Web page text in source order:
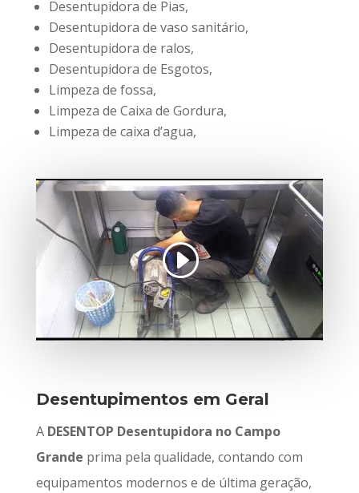
Desentupidora de Pias,
Desentupidora de vaso sanitário,
Desentupidora de ralos,
Desentupidora de Esgotos,
Limpeza de fossa,
Limpeza de Caixa de Gordura,
Limpeza de caixa d’agua,
Desentupimentos em Geral
A DESENTOP Desentupidora no Campo
Grande prima pela qualidade, contando com
equipamentos modernos e de última geração,